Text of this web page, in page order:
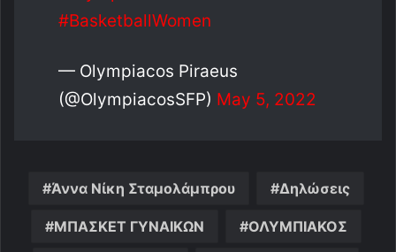
#BasketballWomen
— Olympiacos Piraeus
(@OlympiacosSFP) May 5, 2022
Άννα Νίκη Σταμολάμπρου Δηλώσεις
ΜΠΑΣΚΕΤ ΓΥΝΑΙΚΩΝ ΟΛΥΜΠΙΑΚΟΣ